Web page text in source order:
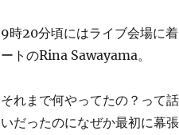
9時20分頃にはライブ会場に
ートのRina Sawayama。
それまで何やってたの？って
いだったのになぜか最初に幕